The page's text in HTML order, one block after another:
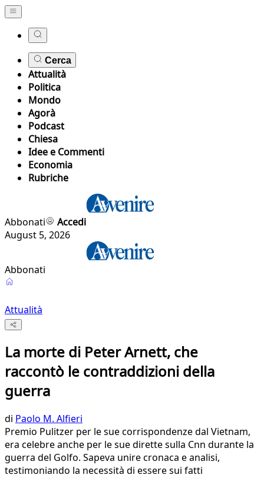
Cerca
Attualità
Politica
Mondo
Agorà
Podcast
Chiesa
Idee e Commenti
Economia
Rubriche
Abbonati
Accedi
August 5, 2026
Abbonati
Attualità
La morte di Peter Arnett, che
raccontò le contraddizioni della
guerra
di Paolo M. Alfieri
Premio Pulitzer per le sue corrispondenze dal Vietnam,
era celebre anche per le sue dirette sulla Cnn durante la
guerra del Golfo. Sapeva unire cronaca e analisi,
testimoniando la necessità di essere sui fatti